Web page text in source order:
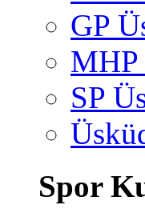
GP
MHP
SP
Spor